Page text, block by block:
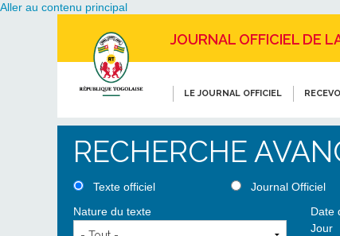
Aller au contenu principal
JOURNAL OFFICIEL DE
LE JOURNAL OFFICIEL
RECHERCHE
Texte officiel
Journal Officiel
Nature du texte
Date
Jour